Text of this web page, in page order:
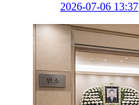
2026-07-06 13:37